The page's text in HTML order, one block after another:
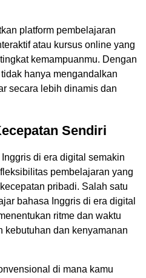
platform pembelajaran
atau kursus online yang
kemampuanmu. Dengan
hanya mengandalkan
secara lebih dinamis dan
Sendiri
di era digital semakin
pembelajaran yang
pribadi. Salah satu
bahasa Inggris di era digital
ritme dan waktu
kebutuhan dan kenyamanan
di mana kamu